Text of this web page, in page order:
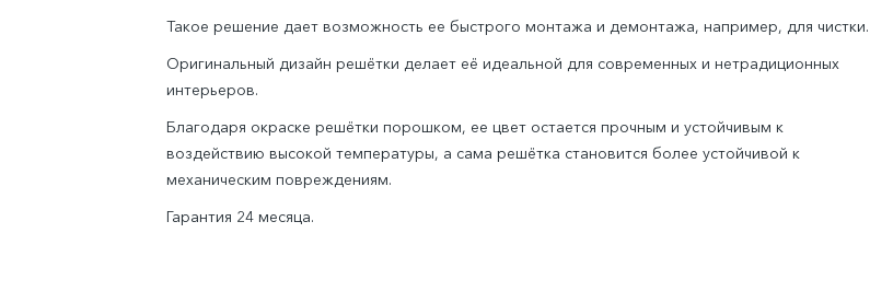
Такое решение дает возможность ее быстрого монтажа и демонтажа, например, для чистки.
Оригинальный дизайн решётки делает её идеальной для современных и нетрадиционных
интерьеров.
Благодаря окраске решётки порошком, ее цвет остается прочным и устойчивым к
воздействию высокой температуры, а сама решётка становится более устойчивой к
механическим повреждениям.
Гарантия 24 месяца.